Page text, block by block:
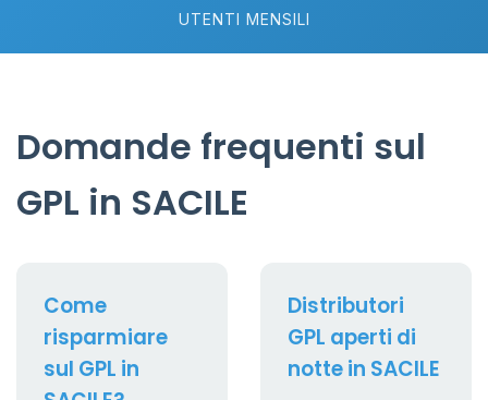
UTENTI MENSILI
Domande frequenti sul
GPL in SACILE
Come
risparmiare
sul GPL in
Distributori
GPL aperti di
notte in SACILE